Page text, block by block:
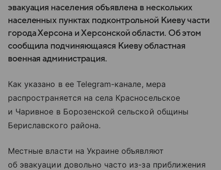
эвакуация населения объявлена в нескольких
населенных пунктах подконтрольной Киеву части
города Херсона и Херсонской области. Об этом
сообщила подчиняющаяся Киеву областная
военная администрация.
Как указано в ее Telegram-канале, мера
распространяется на села Красносельское
и Чаривное в Борозенской сельской общины
Бериславского района.
Местные власти на Украине объявляют
об эвакуации довольно часто из-за приближения